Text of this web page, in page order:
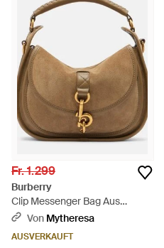
Fr. 1.299
Burberry
Clip Messenger Bag Aus
Veloursleder - Braun
Von Mytheresa
AUSVERKAUFT